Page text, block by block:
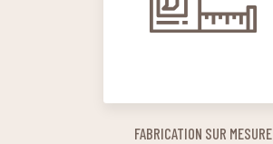
FABRICATION SUR MESURE